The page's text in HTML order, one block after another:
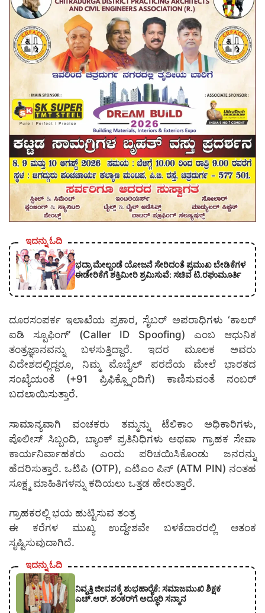
ಇದನ್ನು ಓದಿ
ಭದ್ರಾ ಮೇಲ್ದಂಡೆ ಯೋಜನೆ ಸೇರಿದಂತೆ ಪ್ರಮುಖ ಬೇಡಿಕೆಗಳ
ಈಡೇರಿಕೆಗೆ ಶಕ್ತಿಮೀರಿ ಶ್ರಮಿಸುವೆ: ಸಚಿವ ಟಿ.ರಘುಮೂರ್ತಿ
ದೂರಸಂಪರ್ಕ ಇಲಾಖೆಯ ಪ್ರಕಾರ, ಸೈಬರ್ ಅಪರಾಧಿಗಳು ‘ಕಾಲರ್
ಐಡಿ ಸ್ಪೂಫಿಂಗ್’ (Caller ID Spoofing) ಎಂಬ ಆಧುನಿಕ
ತಂತ್ರಜ್ಞಾನವನ್ನು ಬಳಸುತ್ತಿದ್ದಾರೆ. ಇದರ ಮೂಲಕ ಅವರು
ವಿದೇಶದಲ್ಲಿದ್ದರೂ, ನಿಮ್ಮ ಮೊಬೈಲ್ ಪರದೆಯ ಮೇಲೆ ಭಾರತದ
ಸಂಖ್ಯೆಯಂತೆ (+91 ಪ್ರಿಫಿಕ್ಸ್ನೊಂದಿಗೆ) ಕಾಣಿಸುವಂತೆ ನಂಬರ್
ಬದಲಾಯಿಸುತ್ತಾರೆ.
ಸಾಮಾನ್ಯವಾಗಿ ವಂಚಕರು ತಮ್ಮನ್ನು ಟೆಲಿಕಾಂ ಅಧಿಕಾರಿಗಳು,
ಪೊಲೀಸ್ ಸಿಬ್ಬಂದಿ, ಬ್ಯಾಂಕ್ ಪ್ರತಿನಿಧಿಗಳು ಅಥವಾ ಗ್ರಾಹಕ ಸೇವಾ
ಕಾರ್ಯನಿರ್ವಾಹಕರು ಎಂದು ಪರಿಚಯಿಸಿಕೊಂಡು ಜನರನ್ನು
ಹೆದರಿಸುತ್ತಾರೆ. ಒಟಿಪಿ (OTP), ಎಟಿಎಂ ಪಿನ್ (ATM PIN) ನಂತಹ
ಸೂಕ್ಷ್ಮ ಮಾಹಿತಿಗಳನ್ನು ಕದಿಯಲು ಒತ್ತಡ ಹೇರುತ್ತಾರೆ.
ಗ್ರಾಹಕರಲ್ಲಿ ಭಯ ಹುಟ್ಟಿಸುವ ತಂತ್ರ
ಈ ಕರೆಗಳ ಮುಖ್ಯ ಉದ್ದೇಶವೇ ಬಳಕೆದಾರರಲ್ಲಿ ಆತಂಕ
ಸೃಷ್ಟಿಸುವುದಾಗಿದೆ.
ಇದನ್ನು ಓದಿ
ನಿವೃತ್ತಿ ಜೀವನಕ್ಕೆ ಶುಭಹಾರೈಕೆ: ಸಮಾಜಮುಖಿ ಶಿಕ್ಷಕ
ಎಚ್.ಆರ್. ಶಂಕರ್‌ಗೆ ಅದ್ಧೂರಿ ಸನ್ಮಾನ